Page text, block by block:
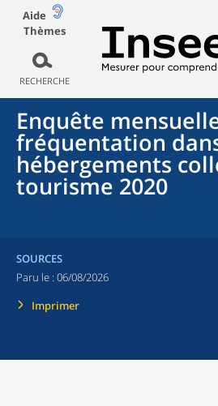
Aide
Thèmes
RECHERCHE
Enquête
fréquentation
hébergements
tourisme 2020
SOURCES
Paru le : 06/08/2026
Imprimer